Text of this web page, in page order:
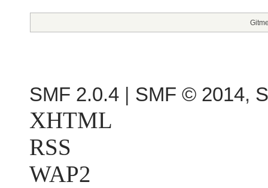
SMF 2.0.4 | SMF © 2014,
XHTML
RSS
WAP2